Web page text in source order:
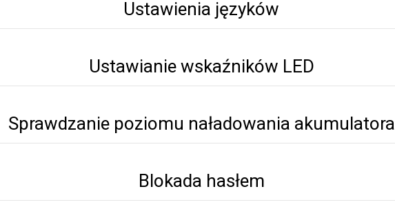
Ustawienia języków
Ustawianie wskaźników LED
Sprawdzanie poziomu naładowania akumulatora
Blokada hasłem